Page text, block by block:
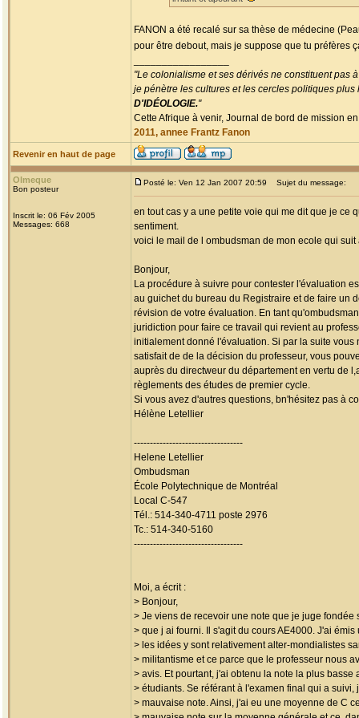
FANON a été recalé sur sa thèse de médecine
pour être debout, mais je suppose que tu préfères
"Le colonialisme et ses dérivés ne constituent pas
je pénètre les cultures et les cercles politiques
D'IDÉOLOGIE."
Cette Afrique à venir, Journal de bord de mission
2011, annee Frantz Fanon
Revenir en haut de page
Olmeque
Bon posteur
Inscrit le: 06 Fév 2005
Messages: 668
Posté le: Ven 12 Jan 2007 20:59 Sujet du message:
en tout cas y a une petite voie qui me dit que je ce
sentiment.
voici le mail de l ombudsman de mon ecole qui
Bonjour,
La procédure à suivre pour contester l'évaluation
au guichet du bureau du Registraire et de faire un
révision de votre évaluation. En tant
juridiction pour faire ce travail qui revient au
initialement donné l'évaluation. Si par la suite vous
satisfait de de la décision du professeur, vous
auprès du directweur du département en vertu de
règlements des études de premier cycle.
Si vous avez d'autres questions, bn'hésitez pas à
Hélène Letellier
----------------------------------
Helene Letellier
Ombudsman
École Polytechnique de Montréal
Local C-547
Tél.: 514-340-4711 poste 2976
Tc.: 514-340-5160
----------------------------------
Moi, a écrit :
> Bonjour,
> Je viens de recevoir une note que je juge fondée
> que j ai fourni. Il s'agit du cours AE4000. J'ai
> les idées y sont relativement alter-mondialistes
> militantisme et ce parce que le professeur nous
> avis. Et pourtant, j'ai obtenu la note la plus basse
> étudiants. Se référant à l'examen final qui a suivi,
> mauvaise note. Ainsi, j'ai eu une moyenne de C